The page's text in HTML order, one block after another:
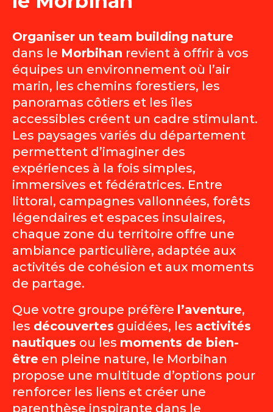
Organiser un team building nature
dans le Morbihan revient à offrir à vos
équipes un environnement où l’air
marin, les chemins forestiers, les
panoramas côtiers et les îles
accessibles créent un cadre stimulant.
Les paysages variés du département
permettent d’imaginer des
expériences à la fois simples,
immersives et fédératrices. Entre
littoral, campagnes vallonnées, forêts
légendaires et espaces insulaires,
chaque zone du territoire offre une
ambiance particulière, adaptée aux
activités de cohésion et aux moments
de partage.
Que votre groupe préfère l’aventure,
les découvertes guidées, les activités
nautiques ou les moments de bien-
être en pleine nature, le Morbihan
propose une multitude d’options pour
renforcer les liens et créer une
parenthèse inspirante dans le